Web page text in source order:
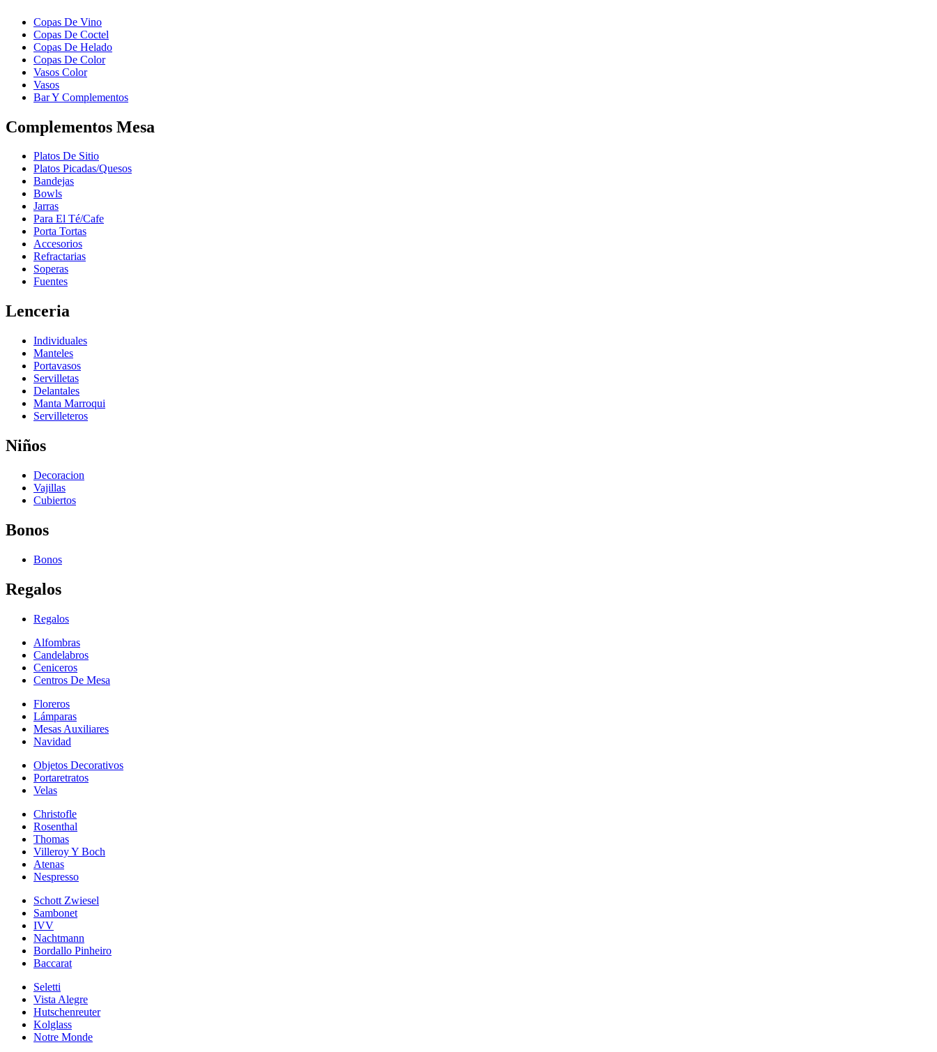
Copas De Vino
Copas De Coctel
Copas De Helado
Copas De Color
Vasos Color
Vasos
Bar Y Complementos
Complementos Mesa
Platos De Sitio
Platos Picadas/Quesos
Bandejas
Bowls
Jarras
Para El Té/Cafe
Porta Tortas
Accesorios
Refractarias
Soperas
Fuentes
Lenceria
Individuales
Manteles
Portavasos
Servilletas
Delantales
Manta Marroqui
Servilleteros
Niños
Decoracion
Vajillas
Cubiertos
Bonos
Bonos
Regalos
Regalos
Alfombras
Candelabros
Ceniceros
Centros De Mesa
Floreros
Lámparas
Mesas Auxiliares
Navidad
Objetos Decorativos
Portaretratos
Velas
Christofle
Rosenthal
Thomas
Villeroy Y Boch
Atenas
Nespresso
Schott Zwiesel
Sambonet
IVV
Nachtmann
Bordallo Pinheiro
Baccarat
Seletti
Vista Alegre
Hutschenreuter
Kolglass
Notre Monde